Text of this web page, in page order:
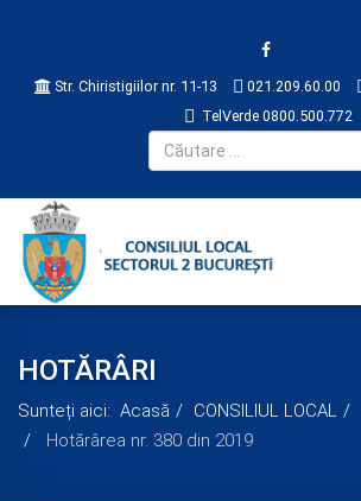
Str. Chiristigiilor nr. 11-13 021.209.60.00
TelVerde 0800.500.772
HOTĂRÂRI
Sunteți aici: Acasă CONSILIUL LOCAL
Hotărârea nr. 380 din 2019